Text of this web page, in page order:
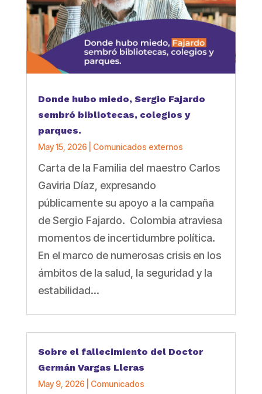
Donde hubo miedo, Sergio Fajardo
sembró bibliotecas, colegios y
parques.
May 15, 2026 Comunicados externos
Carta de la Familia del maestro Carlos
Gaviria Díaz, expresando
públicamente su apoyo a la campaña
de Sergio Fajardo. Colombia atraviesa
momentos de incertidumbre política.
En el marco de numerosas crisis en los
ámbitos de la salud, la seguridad y la
estabilidad...
Sobre el fallecimiento del Doctor
Germán Vargas Lleras
May 9, 2026 Comunicados